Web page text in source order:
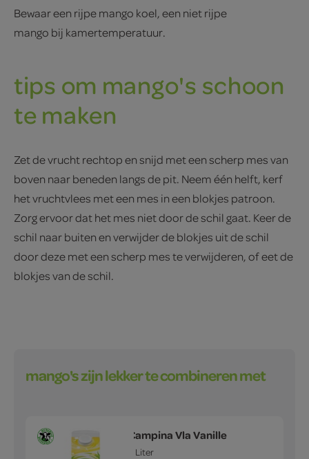
Bewaar een rijpe mango koel, een niet rijpe
mango bij kamertemperatuur.
tips om mango's schoon
te maken
Zet de vrucht rechtop en snijd met een scherp mes van
boven naar beneden langs de pit. Neem één helft, kerf
het vrucht­vlees met een mes in een blokjes patroon.
Zorg ervoor dat het mes niet door de schil gaat. Keer de
schil naar buiten en verwijder de blokjes uit de schil
door deze met een scherp mes te verwijderen, of eet de
blokjes van de schil.
mango's zijn lekker te combineren met
Campina Vla Vanille
1 Liter